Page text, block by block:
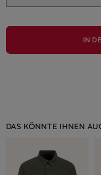
IN
DAS KÖNNTE IHNEN